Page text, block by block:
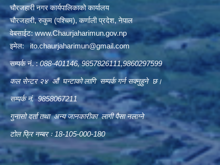
चौरजहारी नगर कार्यपालिकाको कार्यालय
चौरजहारी, रुकुम (पश्चिम), कर्णाली प्रदेश, नेपाल
वेबसाईट:www.Chaurjaharimun.gov.np
इमेल: ito.chaurjaharimun@gmail.com
सम्पर्क नं. :088-401146, 9857826111,9860297599
कल सेन्टर २४ औं घन्टाको लागि सम्पर्क गर्न सक्नुहुने छ।
सम्पर्क नं. 9858067211
गुनासो दर्ता तथा अन्य जानकारीका लागी पैसा नलाग्ने
टोल फ्रि नम्बर ः 18-105-000-180